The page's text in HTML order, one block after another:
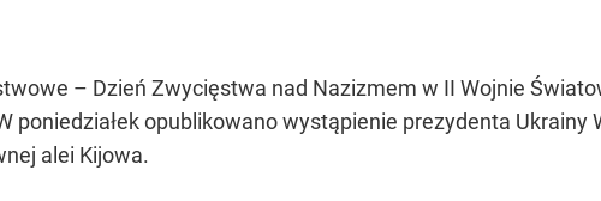
– Dzień Zwycięstwa nad Nazizmem w II Wojnie
poniedziałek opublikowano wystąpienie prezydenta Ukrainy
alei Kijowa.